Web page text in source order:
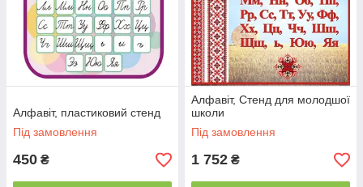
Алфавіт, пластиковий стенд
Під замовлення
450 ₴
Алфавіт, Стенд для молодшої
школи
Під замовлення
1 752 ₴